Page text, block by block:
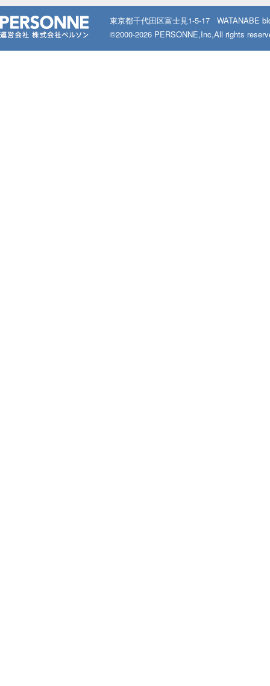
東京都千代田区富士見1-5-17
WATANABE
©2000-2026 PERSONNE,Inc,All rights